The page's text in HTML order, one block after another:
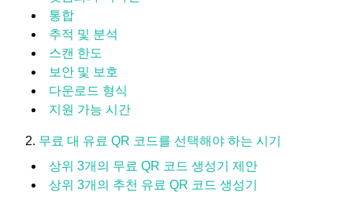
통합
추적 및 분석
스캔 한도
보안 및 보호
다운로드 형식
지원 가능 시간
무료 대 유료 QR 코드를 선택해야 하는 시기
상위 3개의 무료 QR 코드 생성기 제안
상위 3개의 추천 유료 QR 코드 생성기